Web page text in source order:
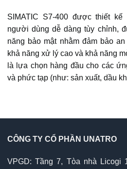
SIMATIC S7-400 được thiết kế
người dùng dễ dàng tùy chỉnh,
năng bảo mật nhằm đảm bảo
khả năng xử lý cao và khả năng
là lựa chọn hàng đầu cho các
và phức tạp (như: sản xuất, dầu
CÔNG TY CỔ PHẦN UNATRO
VPGD: Tầng 7, Tòa nhà Licogi